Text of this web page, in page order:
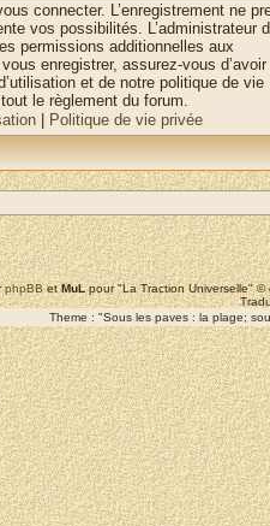
connecter. L’enregistrement ne
vos possibilités. L’administrateur
permissions additionnelles aux
enregistrer, assurez-vous
et de notre politique de vie
le règlement du forum.
Politique de vie privée
phpBBetMuLpour "La Traction Universelle"
Theme : "Sous les paves : la plage;